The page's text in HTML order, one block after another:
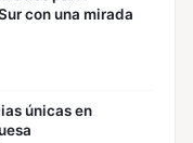
con una mirada
únicas en